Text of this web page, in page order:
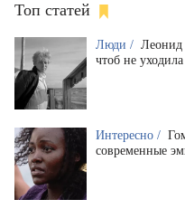
Топ статей
Люди / Леонид
чтоб не
Интересно /
современные